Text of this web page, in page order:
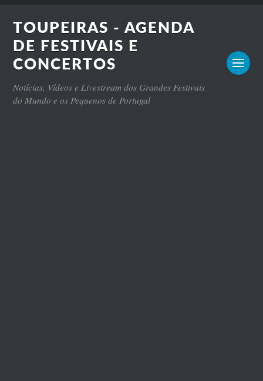
TOUPEIRAS - AGENDA
DE FESTIVAIS E
CONCERTOS
Notícias, Vídeos e Livestream dos Grandes Festivais
do Mundo e os Pequenos de Portugal